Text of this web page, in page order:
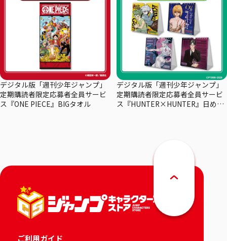
デジタル版「週刊少年ジャンプ」
定期購読者限定応募者全員サービ
ス『ONE PIECE』BIGタオル
デジタル版「週刊少年ジャンプ」
定期購読者限定応募者全員サービ
ス『HUNTER×HUNTER』日めく
ご利用ガイド